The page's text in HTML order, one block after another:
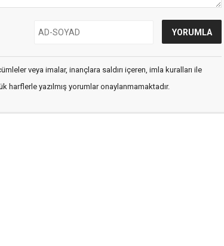
veya imalar, inançlara saldırı içeren, imla kuralları ile
harflerle yazılmış yorumlar onaylanmamaktadır.